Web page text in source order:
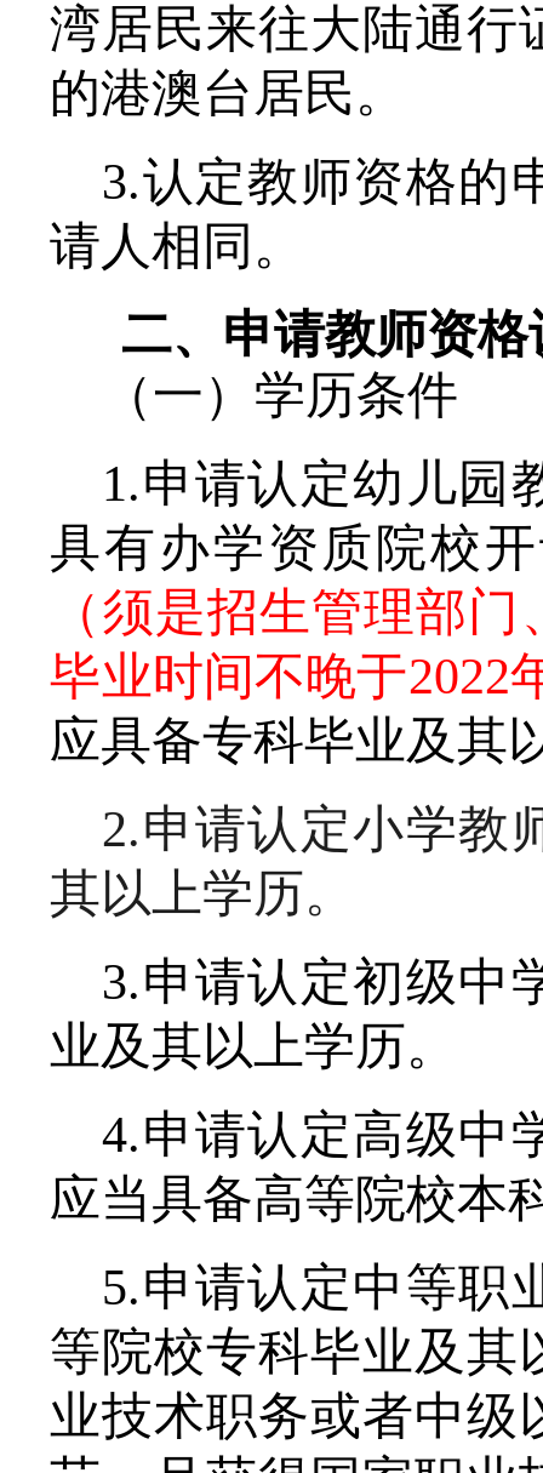
湾居民来往大陆通行
的港澳台居民。
3.认定教师资格的
请人相同。
二、申请教师资
（一）学历条件
1.申请认定幼儿园
具有办学资质院校
（须是招生管理部门
毕业时间不晚于2022
应具备专科毕业及其
2.申请认定小学教
其以上学历。
3.申请认定初级中
业及其以上学历。
4.申请认定高级中
应当具备高等院校本
5.申请认定中等职
等院校专科毕业及其
业技术职务或者中级